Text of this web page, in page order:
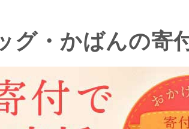
グ・かばんの寄